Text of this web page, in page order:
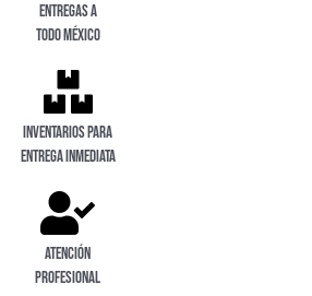
Entregas a
todo México
Inventarios para
entrega inmediata
Atención
profesional